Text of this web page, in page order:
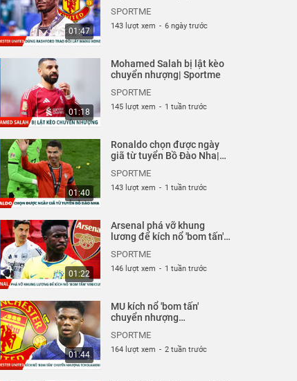
01:47
SPORTME
143 lượt xem - 6 ngày trước
01:18
Mohamed Salah bị lật kèo
chuyển nhượng| Sportme
SPORTME
145 lượt xem - 1 tuần trước
01:40
Ronaldo chọn được ngày
giã từ tuyển Bồ Đào Nha|
SPORTME
143 lượt xem - 1 tuần trước
01:22
Arsenal phá vỡ khung
lương để kích nổ 'bom tấn'
SPORTME
146 lượt xem - 1 tuần trước
01:44
MU kích nổ 'bom tấn'
chuyển nhượng
SPORTME
164 lượt xem - 2 tuần trước